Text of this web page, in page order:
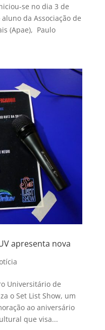
se no dia 3 de
da Associação de
(Apae), Paulo
apresenta nova
Universitário de
o Set List Show, um
ao aniversário
que visa...